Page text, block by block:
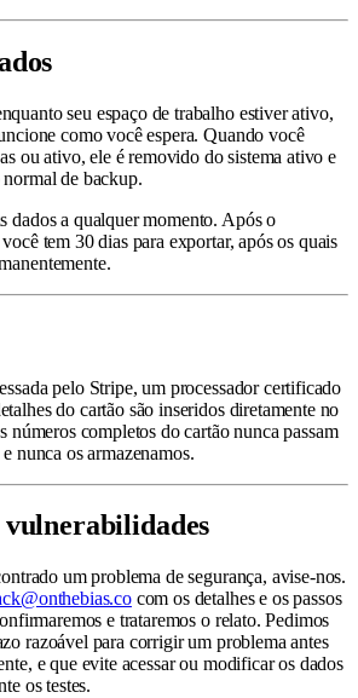
seu espaço de trabalho estiver ativo,
como você espera. Quando você
ou ativo, ele é removido do sistema ativo e
de backup.
dados a qualquer momento. Após o
tem 30 dias para exportar, após os quais
pelo Stripe, um processador certificado
do cartão são inseridos diretamente no
números completos do cartão nunca passam
nunca os armazenamos.
um problema de segurança, avise-nos.
com os detalhes e os passos
e trataremos o relato. Pedimos
razoável para corrigir um problema antes
e que evite acessar ou modificar os dados
os testes.